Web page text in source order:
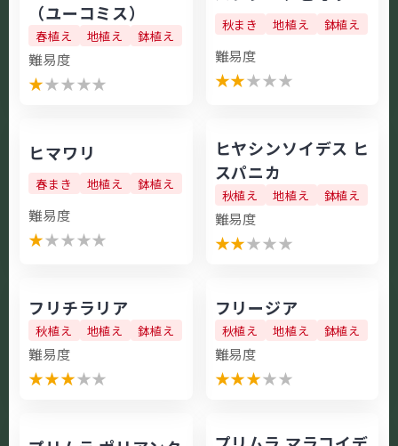
（ユーコミス）
春植え 地植え 鉢植え
難易度
★★★★★
秋まき 地植え 鉢植え
難易度
★★★★★
ヒマワリ
春まき 地植え 鉢植え
難易度
★★★★★
ヒヤシンソイデス ヒ
スパニカ
秋植え 地植え 鉢植え
難易度
★★★★★
フリチラリア
秋植え 地植え 鉢植え
難易度
★★★★★
フリージア
秋植え 地植え 鉢植え
難易度
★★★★★